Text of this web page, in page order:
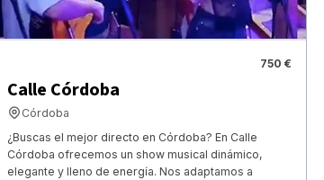
750 €
Calle Córdoba
Córdoba
¿Buscas el mejor directo en Córdoba? En Calle
Córdoba ofrecemos un show musical dinámico,
elegante y lleno de energía. Nos adaptamos a